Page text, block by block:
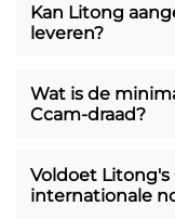
Kan Litong
leveren?
Wat is de
Ccam-draad?
Voldoet Litong's
internationale